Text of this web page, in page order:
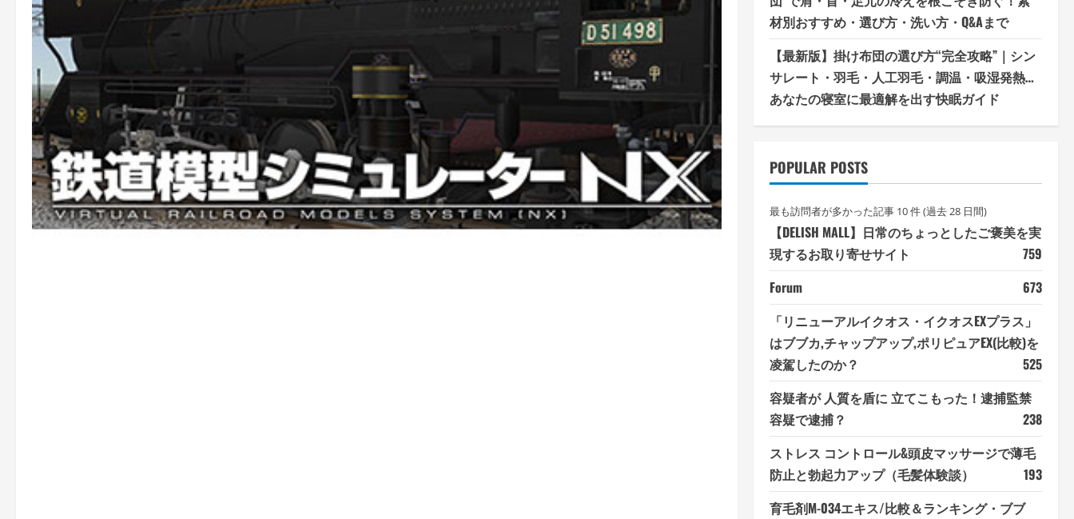
材別おすすめ・選び方・洗い方・Q&Aまで
【最新版】掛け布団の選び方“完全攻略”｜シン
サレート・羽毛・人工羽毛・調温・吸湿発熱…
あなたの寝室に最適解を出す快眠ガイド
POPULAR POSTS
最も訪問者が多かった記事 10 件 (過去 28 日間)
【DELISH MALL】日常のちょっとしたご褒美を実
現するお取り寄せサイト
759
Forum
673
「リニューアルイクオス・イクオスEXプラス」
はブブカ,チャップアップ,ポリピュアEX(比較)を
凌駕したのか？
525
容疑者が 人質を盾に 立てこもった！逮捕監禁
容疑で逮捕？
238
ストレス コントロール&頭皮マッサージで薄毛
防止と勃起力アップ（毛髪体験談）
193
育毛剤M-034エキス/比較＆ランキング・ブブ